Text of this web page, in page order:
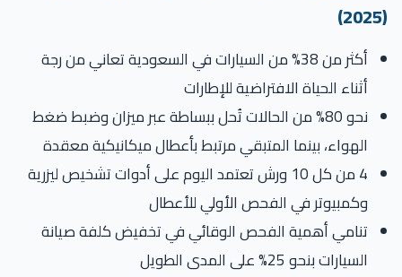
أكثر من 38% من السيارات في السعودية تعاني من رجة
أثناء الحياة الافتراضية للإطارات
نحو 80% من الحالات تُحل ببساطة عبر ميزان وضبط ضغط
الهواء، بينما المتبقي مرتبط بأعطال ميكانيكية معقدة
4 من كل 10 ورش تعتمد اليوم على أدوات تشخيص ليزرية
وكمبيوتر في الفحص الأولي للأعطال
تنامي أهمية الفحص الوقائي في تخفيض كلفة صيانة
السيارات بنحو 25% على المدى الطويل